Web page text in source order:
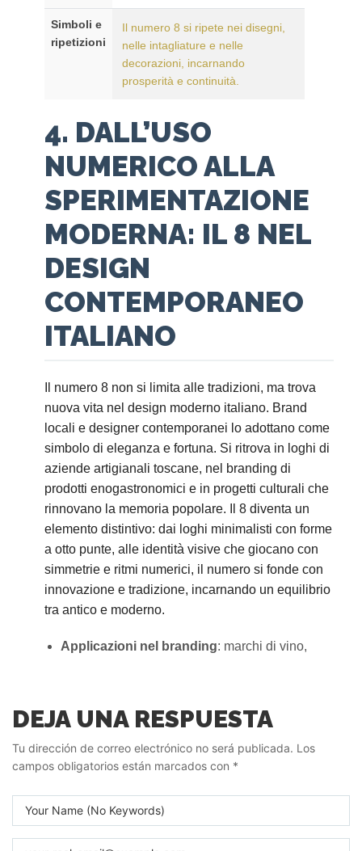
Simboli e
ripetizioni
Il numero 8 si ripete nei disegni,
nelle intagliature e nelle
decorazioni, incarnando
prosperità e continuità.
4. DALL’USO
NUMERICO ALLA
SPERIMENTAZIONE
MODERNA: IL 8 NEL
DESIGN
CONTEMPORANEO
ITALIANO
Il numero 8 non si limita alle tradizioni, ma trova
nuova vita nel design moderno italiano. Brand
locali e designer contemporanei lo adottano come
simbolo di eleganza e fortuna. Si ritrova in loghi di
aziende artigianali toscane, nel branding di
prodotti enogastronomici e in progetti culturali che
rinnovano la memoria popolare. Il 8 diventa un
elemento distintivo: dai loghi minimalisti con forme
a otto punte, alle identità visive che giocano con
simmetrie e ritmi numerici, il numero si fonde con
innovazione e tradizione, incarnando un equilibrio
tra antico e moderno.
Applicazioni nel branding: marchi di vino,
DEJA UNA RESPUESTA
Tu dirección de correo electrónico no será publicada. Los
campos obligatorios están marcados con *